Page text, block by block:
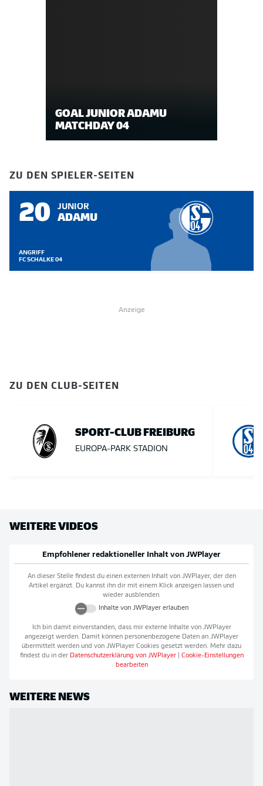
GOAL JUNIOR ADAMU
MATCHDAY 04
ZU DEN SPIELER-SEITEN
20 JUNIOR
ADAMU
ANGRIFF
FC SCHALKE 04
Anzeige
ZU DEN CLUB-SEITEN
SPORT-CLUB FREIBURG
EUROPA-PARK STADION
WEITERE VIDEOS
Empfohlener redaktioneller Inhalt von JWPlayer
An dieser Stelle findest du einen externen Inhalt von JWPlayer, der den
Artikel ergänzt. Du kannst ihn dir mit einem Klick anzeigen lassen und
wieder ausblenden.
Inhalte von JWPlayererlauben
Ich bin damit einverstanden, dass mir externe Inhalte von JWPlayer
angezeigt werden. Damit können personenbezogene Daten an JWPlayer
übermittelt werden und von JWPlayer Cookies gesetzt werden. Mehr dazu
findest du in der Datenschutzerklärung von JWPlayer| Cookie-Einstellungen
bearbeiten
WEITERE NEWS